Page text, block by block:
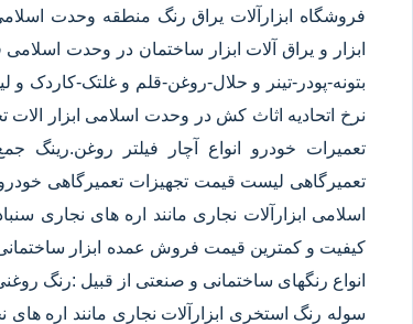
فروشگاه ابزارآلات یراق رنگ منطقه وحدت
ابزار و یراق آلات ابزار ساختمان در وحدت
بتونه-پودر-تینر و حلال-روغن-قلم و غلتک-
نرخ اتحادیه اثاث کش در وحدت اسلامی ابزار
تعمیرات خودرو انواع آچار فیلتر روغن.رینگ
تعمیرگاهی لیست قیمت تجهیزات تعمیرگاهی
کیفیت و کمترین قیمت فروش عمده ابزار
انواع رنگهای ساختمانی و صنعتی از قبیل :رنگ